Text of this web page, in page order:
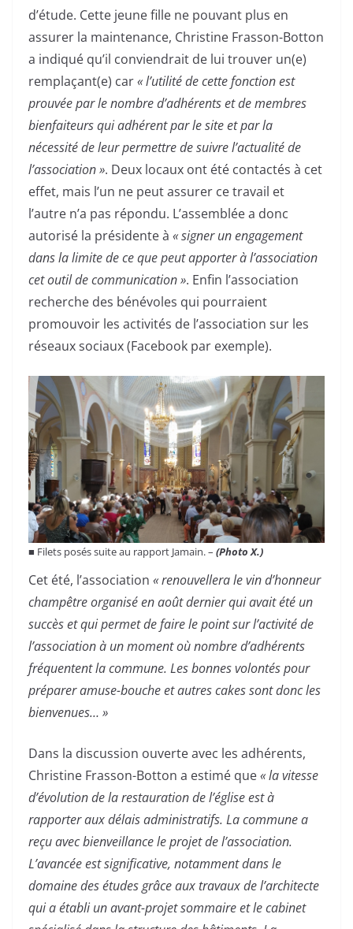
d’étude. Cette jeune fille ne pouvant plus en
assurer la maintenance, Christine Frasson-Botton
a indiqué qu’il conviendrait de lui trouver un(e)
remplaçant(e) car« l’utilité de cette fonction est
prouvée par le nombre d’adhérents et de membres
bienfaiteurs qui adhérent par le site et par la
nécessité de leur permettre de suivre l’actualité de
l’association ». Deux locaux ont été contactés à cet
effet, mais l’un ne peut assurer ce travail et
l’autre n’a pas répondu. L’assemblée a donc
autorisé la présidente à « signer un engagement
dans la limite de ce que peut apporter à l’association
cet outil de communication ». Enfin l’association
recherche des bénévoles qui pourraient
promouvoir les activités de l’association sur les
réseaux sociaux (Facebook par exemple).
■ Filets posés suite au rapport Jamain. – (Photo X.)
Cet été, l’association « renouvellera le vin d’honneur
champêtre organisé en août dernier qui avait été un
succès et qui permet de faire le point sur l’activité de
l’association à un moment où nombre d’adhérents
fréquentent la commune. Les bonnes volontés pour
préparer amuse-bouche et autres cakes sont donc les
bienvenues… »
Dans la discussion ouverte avec les adhérents,
Christine Frasson-Botton a estimé que« la vitesse
d’évolution de la restauration de l’église est à
rapporter aux délais administratifs. La commune a
reçu avec bienveillance le projet de l’association.
L’avancée est significative, notamment dans le
domaine des études grâce aux travaux de l’architecte
qui a établi un avant-projet sommaire et le cabinet